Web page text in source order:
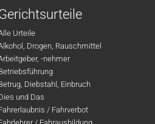
Urteile
Drogen, Rauschmittel
-nehmer
Diebstahl, Einbruch
und Das
/ Fahrverbot